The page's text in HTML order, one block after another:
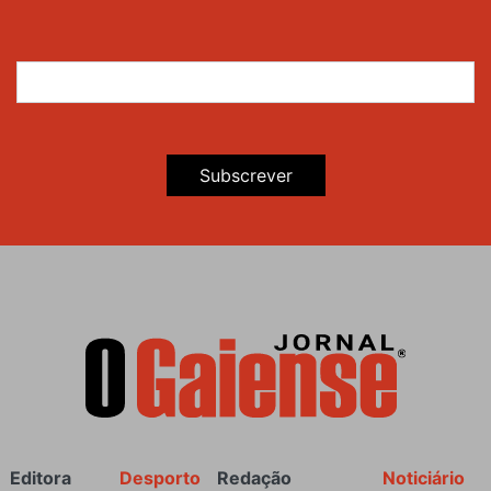
Subscrever
Rodapé Noticiário
Redação
Desporto
Editora